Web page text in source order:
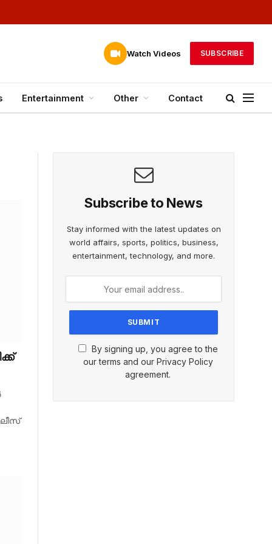
Watch Videos SUBSCRIBE
Entertainment Other Contact
Subscribe to News
Stay informed with the latest updates on
world affairs, sports, politics, business,
entertainment, technology, and more.
By signing up, you agree to the
our terms and our Privacy Policy
agreement.